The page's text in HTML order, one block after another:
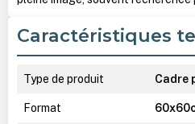
Caractéristiques
Type de produit Cadre
Format